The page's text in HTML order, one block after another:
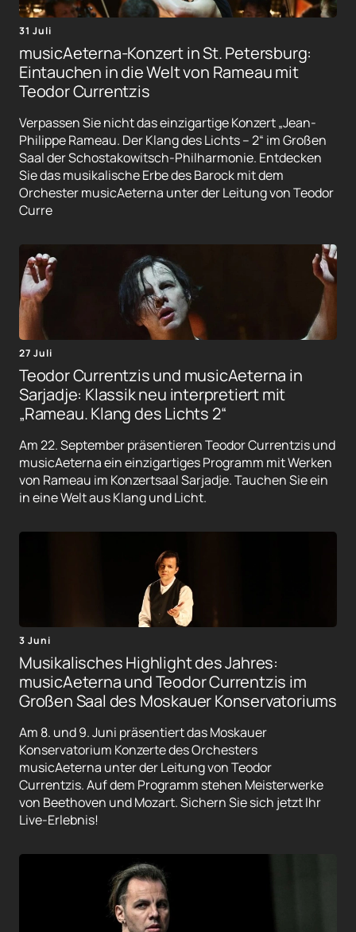
31 Juli
musicAeterna-Konzert in St. Petersburg:
Eintauchen in die Welt von Rameau mit
Teodor Currentzis
Verpassen Sie nicht das einzigartige Konzert „Jean-
Philippe Rameau. Der Klang des Lichts – 2“ im Großen
Saal der Schostakowitsch-Philharmonie. Entdecken
Sie das musikalische Erbe des Barock mit dem
Orchester musicAeterna unter der Leitung von Teodor
Curre
27 Juli
Teodor Currentzis und musicAeterna in
Sarjadje: Klassik neu interpretiert mit
„Rameau. Klang des Lichts 2“
Am 22. September präsentieren Teodor Currentzis und
musicAeterna ein einzigartiges Programm mit Werken
von Rameau im Konzertsaal Sarjadje. Tauchen Sie ein
in eine Welt aus Klang und Licht.
3 Juni
Musikalisches Highlight des Jahres:
musicAeterna und Teodor Currentzis im
Großen Saal des Moskauer Konservatoriums
Am 8. und 9. Juni präsentiert das Moskauer
Konservatorium Konzerte des Orchesters
musicAeterna unter der Leitung von Teodor
Currentzis. Auf dem Programm stehen Meisterwerke
von Beethoven und Mozart. Sichern Sie sich jetzt Ihr
Live-Erlebnis!